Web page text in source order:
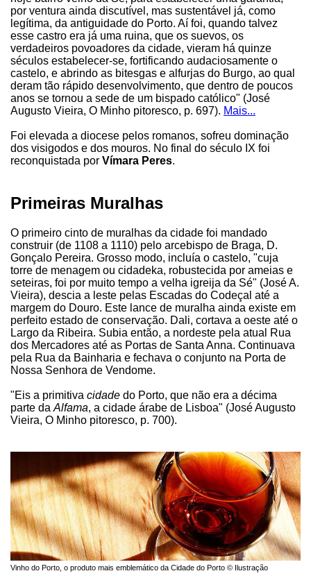
por ventura ainda discutível, mas sustentável já, como
legítima, da antiguidade do Porto. Aí foi, quando talvez
esse castro era já uma ruina, que os suevos, os
verdadeiros povoadores da cidade, vieram há quinze
séculos estabelecer-se, fortificando audaciosamente o
castelo, e abrindo as bitesgas e alfurjas do Burgo, ao qual
deram tão rápido desenvolvimento, que dentro de poucos
anos se tornou a sede de um bispado católico" (José
Augusto Vieira, O Minho pitoresco, p. 697). Mais...
Foi elevada a diocese pelos romanos, sofreu dominação
dos visigodos e dos mouros. No final do século IX foi
reconquistada por Vímara Peres.
Primeiras Muralhas
O primeiro cinto de muralhas da cidade foi mandado
construir (de 1108 a 1110) pelo arcebispo de Braga, D.
Gonçalo Pereira. Grosso modo, incluía o castelo, "cuja
torre de menagem ou cidadeka, robustecida por ameias e
seteiras, foi por muito tempo a velha igreija da Sé" (José A.
Vieira), descia a leste pelas Escadas do Codeçal até a
margem do Douro. Este lance de muralha ainda existe em
perfeito estado de conservação. Dali, cortava a oeste até o
Largo da Ribeira. Subia então, a nordeste pela atual Rua
dos Mercadores até as Portas de Santa Anna. Continuava
pela Rua da Bainharia e fechava o conjunto na Porta de
Nossa Senhora de Vendome.
"Eis a primitiva cidade do Porto, que não era a décima
parte da Alfama, a cidade árabe de Lisboa" (José Augusto
Vieira, O Minho pitoresco, p. 700).
Vinho do Porto, o produto mais emblemático da Cidade do Porto © Ilustração